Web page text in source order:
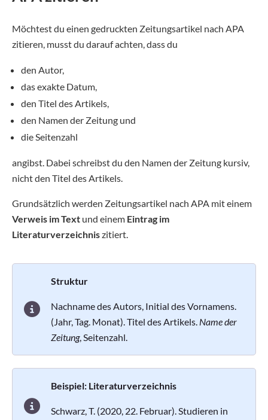
Möchtest du einen gedruckten Zeitungsartikel nach APA
zitieren, musst du darauf achten, dass du
den Autor,
das exakte Datum,
den Titel des Artikels,
den Namen der Zeitung und
die Seitenzahl
angibst. Dabei schreibst du den Namen der Zeitung kursiv,
nicht den Titel des Artikels.
Grundsätzlich werden Zeitungsartikel nach APA mit einem
Verweis im Text und einem Eintrag im
Literaturverzeichniszitiert.
Struktur
Nachname des Autors, Initial des Vornamens.
(Jahr, Tag. Monat). Titel des Artikels. Name der
Zeitung, Seitenzahl.
Beispiel: Literaturverzeichnis
Schwarz, T. (2020, 22. Februar). Studieren in